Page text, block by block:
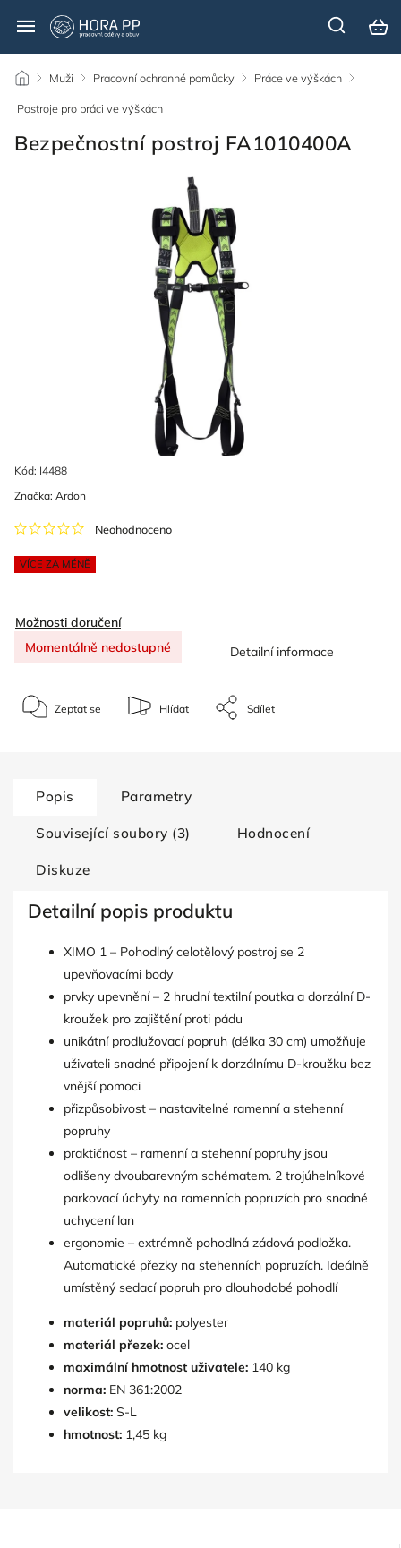
/ Muži / Pracovní ochranné pomůcky / Práce ve výškách /
Postroje pro práci ve výškách
Bezpečnostní postroj FA1010400A
Kód: I4488
VÍCE ZA MÉNĚ
Neohodnoceno
Značka: Ardon
Možnosti doručení
Momentálně nedostupné
Detailní informace
Zeptat se Hlídat Sdílet
Popis Parametry
Související soubory (3) Hodnocení
Diskuze
Detailní popis produktu
XIMO 1 – Pohodlný celotělový postroj se 2
upevňovacími body
prvky upevnění – 2 hrudní textilní poutka a dorzální D-
kroužek pro zajištění proti pádu
unikátní prodlužovací popruh (délka 30 cm) umožňuje
uživateli snadné připojení k dorzálnímu D-kroužku bez
vnější pomoci
přizpůsobivost – nastavitelné ramenní a stehenní
popruhy
praktičnost – ramenní a stehenní popruhy jsou
odlišeny dvoubarevným schématem. 2 trojúhelníkové
parkovací úchyty na ramenních popruzích pro snadné
uchycení lan
ergonomie – extrémně pohodlná zádová podložka.
Automatické přezky na stehenních popruzích. Ideálně
umístěný sedací popruh pro dlouhodobé pohodlí
materiál popruhů: polyester
materiál přezek: ocel
maximální hmotnost uživatele: 140 kg
norma: EN 361:2002
velikost: S-L
hmotnost: 1,45 kg